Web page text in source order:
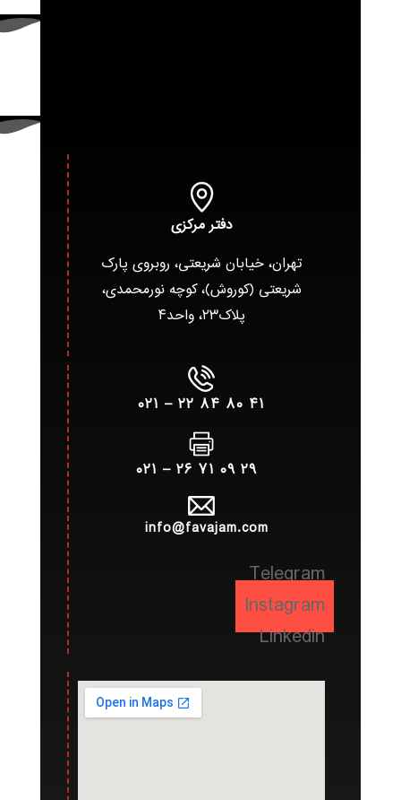
دفتر مرکزی
تهران، خیابان شریعتی، روبروی پارک
شریعتی (کوروش)، کوچه نورمحمدی،
پلاک۲۳، واحد۴
۴۱ ۸۰ ۸۴ ۲۲ – ۰۲۱
۲۹ ۰۹ ۷۱ ۲۶ – ۰۲۱
info@favajam.com
Telegram
Instagram
Linkedin